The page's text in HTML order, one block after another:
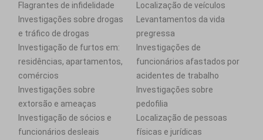
Flagrantes de infidelidade
Localização de veículos
Investigações sobre drogas
e tráfico de drogas
Levantamentos da vida
pregressa
Investigação de furtos em:
residências, apartamentos,
comércios
Investigações de
funcionários afastados por
acidentes de trabalho
Investigações sobre
extorsão e ameaças
Investigações sobre
pedofilia
Investigação de sócios e
funcionários desleais
Localização de pessoas
físicas e jurídicas